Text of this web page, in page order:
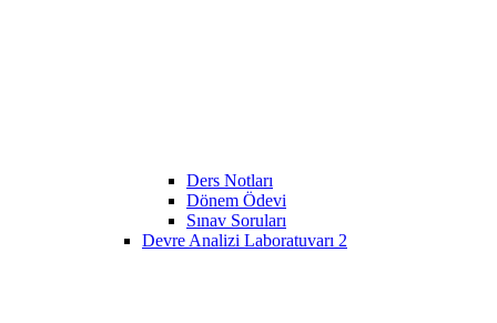
Ders Notları
Dönem Ödevi
Sınav Soruları
Devre Analizi Laboratuvarı 2